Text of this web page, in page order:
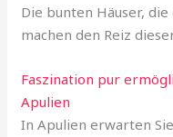
Die bunten Häuser,
machen den Reiz
Faszination pur
Apulien
In Apulien erwarten